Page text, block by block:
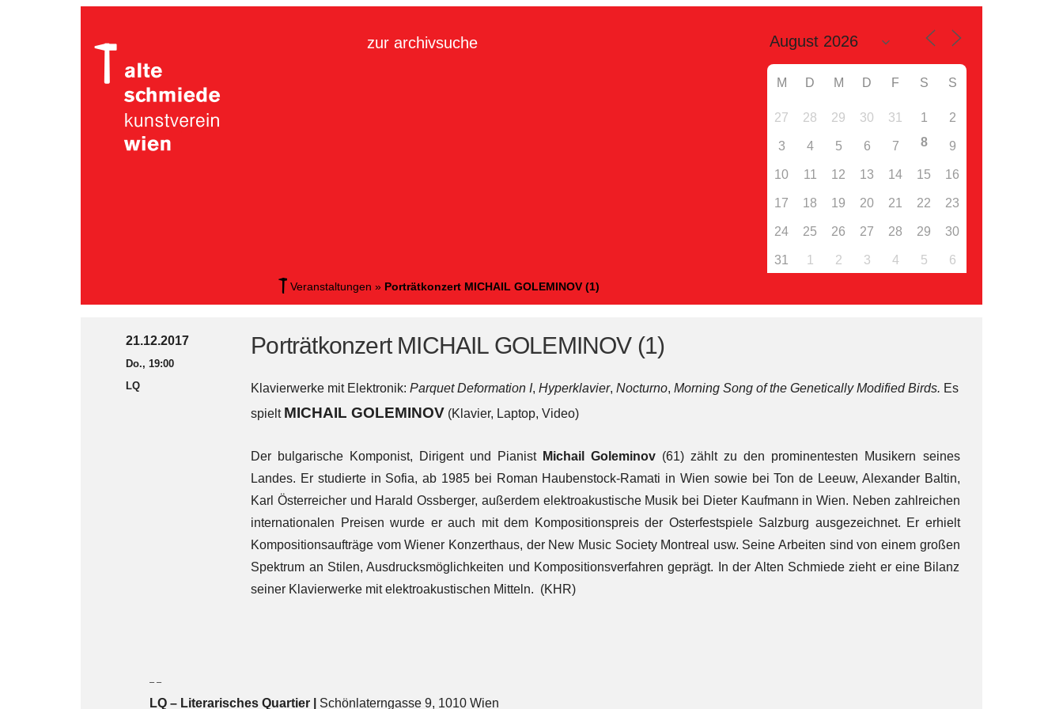
zur archivsuche
M D M D F S S
27 28 29 30 31 1 2
3 4 5 6 7 8 9
10 11 12 13 14 15 16
17 18 19 20 21 22 23
24 25 26 27 28 29 30
31 1 2 3 4 5 6
Veranstaltungen » Porträtkonzert MICHAIL GOLEMINOV (1)
21.12.2017
Do., 19:00
LQ
Porträtkonzert MICHAIL GOLEMINOV (1)
Klavierwerke mit Elektronik:Parquet Deformation I,Hyperklavier,Nocturno,Morning Song of the Genetically Modified Birds. Es
spielt MICHAIL GOLEMINOV (Klavier, Laptop, Video)
Der bulgarische Komponist, Dirigent und Pianist Michail Goleminov (61) zählt zu den prominentesten Musikern seines
Landes. Er studierte in Sofia, ab 1985 bei Roman Haubenstock-Ramati in Wien sowie bei Ton de Leeuw, Alexander Baltin,
Karl Österreicher und Harald Ossberger, außerdem elektroakustische Musik bei Dieter Kaufmann in Wien. Neben zahlreichen
internationalen Preisen wurde er auch mit dem Kompositionspreis der Osterfestspiele Salzburg ausgezeichnet. Er erhielt
Kompositionsaufträge vom Wiener Konzerthaus, der New Music Society Montreal usw. Seine Arbeiten sind von einem großen
Spektrum an Stilen, Ausdrucksmöglichkeiten und Kompositionsverfahren geprägt. In der Alten Schmiede zieht er eine Bilanz
seiner Klavierwerke mit elektroakustischen Mitteln. (KHR)
– –
LQ – Literarisches Quartier | Schönlaterngasse 9, 1010 Wien